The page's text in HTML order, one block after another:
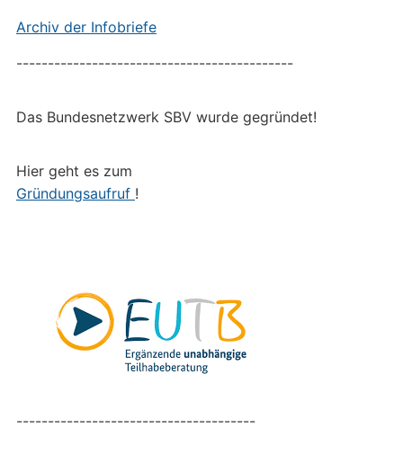
Archiv der Infobriefe
--------------------------------------------
Das Bundesnetzwerk SBV wurde gegründet!
Hier geht es zum
Gründungsaufruf !
--------------------------------------